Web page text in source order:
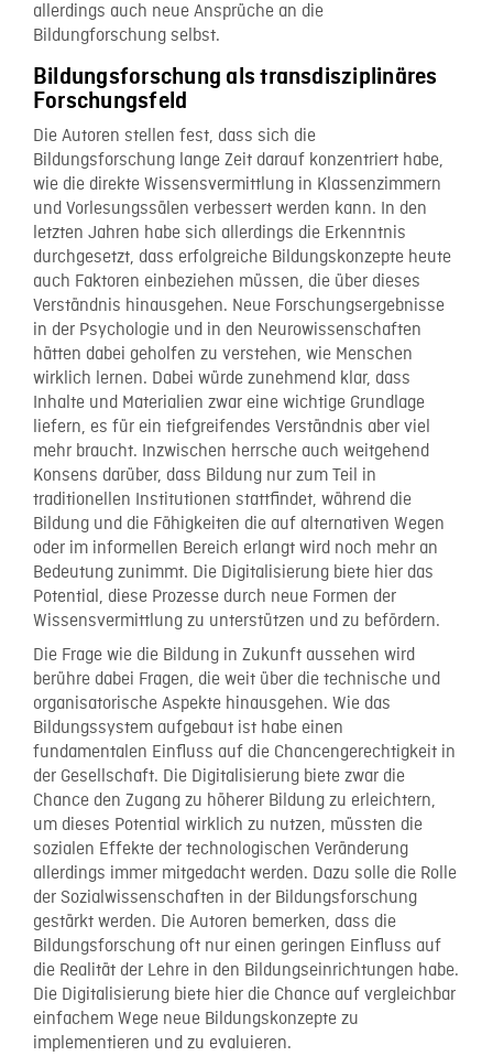
allerdings auch neue Ansprüche an die
Bildungforschung selbst.
Bildungsforschung als transdisziplinäres
Forschungsfeld
Die Autoren stellen fest, dass sich die
Bildungsforschung lange Zeit darauf konzentriert habe,
wie die direkte Wissensvermittlung in Klassenzimmern
und Vorlesungssälen verbessert werden kann. In den
letzten Jahren habe sich allerdings die Erkenntnis
durchgesetzt, dass erfolgreiche Bildungskonzepte heute
auch Faktoren einbeziehen müssen, die über dieses
Verständnis hinausgehen. Neue Forschungsergebnisse
in der Psychologie und in den Neurowissenschaften
hätten dabei geholfen zu verstehen, wie Menschen
wirklich lernen. Dabei würde zunehmend klar, dass
Inhalte und Materialien zwar eine wichtige Grundlage
liefern, es für ein tiefgreifendes Verständnis aber viel
mehr braucht. Inzwischen herrsche auch weitgehend
Konsens darüber, dass Bildung nur zum Teil in
traditionellen Institutionen stattfindet, während die
Bildung und die Fähigkeiten die auf alternativen Wegen
oder im informellen Bereich erlangt wird noch mehr an
Bedeutung zunimmt. Die Digitalisierung biete hier das
Potential, diese Prozesse durch neue Formen der
Wissensvermittlung zu unterstützen und zu befördern.
Die Frage wie die Bildung in Zukunft aussehen wird
berühre dabei Fragen, die weit über die technische und
organisatorische Aspekte hinausgehen. Wie das
Bildungssystem aufgebaut ist habe einen
fundamentalen Einfluss auf die Chancengerechtigkeit in
der Gesellschaft. Die Digitalisierung biete zwar die
Chance den Zugang zu höherer Bildung zu erleichtern,
um dieses Potential wirklich zu nutzen, müssten die
sozialen Effekte der technologischen Veränderung
allerdings immer mitgedacht werden. Dazu solle die Rolle
der Sozialwissenschaften in der Bildungsforschung
gestärkt werden. Die Autoren bemerken, dass die
Bildungsforschung oft nur einen geringen Einfluss auf
die Realität der Lehre in den Bildungseinrichtungen habe.
Die Digitalisierung biete hier die Chance auf vergleichbar
einfachem Wege neue Bildungskonzepte zu
implementieren und zu evaluieren.